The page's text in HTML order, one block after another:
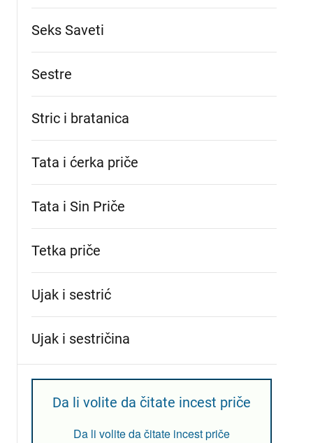
Seks Saveti
Sestre
Stric i bratanica
Tata i ćerka priče
Tata i Sin Priče
Tetka priče
Ujak i sestrić
Ujak i sestričina
Da li volite da čitate incest priče
Da li volite da čitate incest priče